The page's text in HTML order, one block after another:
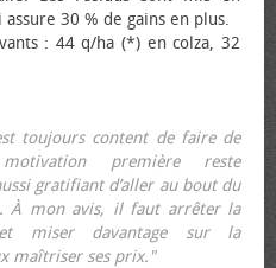
30 % de gains en plus.
: 44 q/ha (*) en colza, 32
toujours content de faire de
première reste
gratifiant d’aller au bout du
À mon avis, il faut arrêter la
miser davantage sur la
maîtriser ses prix."